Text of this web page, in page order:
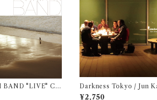
BAND "LIVE" CH
/ ARAMAKI BAN
Darkness Tokyo / Jun
ata
¥2,750